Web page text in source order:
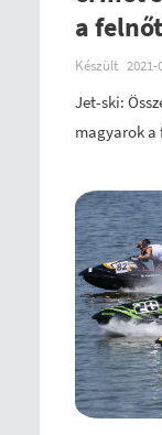
a
Készült 2021-
Jet-ski:
magyarok a